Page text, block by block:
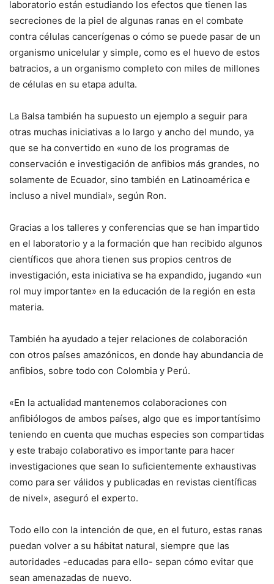
laboratorio están estudiando los efectos que tienen las
secreciones de la piel de algunas ranas en el combate
contra células cancerígenas o cómo se puede pasar de un
organismo unicelular y simple, como es el huevo de estos
batracios, a un organismo completo con miles de millones
de células en su etapa adulta.
La Balsa también ha supuesto un ejemplo a seguir para
otras muchas iniciativas a lo largo y ancho del mundo, ya
que se ha convertido en «uno de los programas de
conservación e investigación de anfibios más grandes, no
solamente de Ecuador, sino también en Latinoamérica e
incluso a nivel mundial», según Ron.
Gracias a los talleres y conferencias que se han impartido
en el laboratorio y a la formación que han recibido algunos
científicos que ahora tienen sus propios centros de
investigación, esta iniciativa se ha expandido, jugando «un
rol muy importante» en la educación de la región en esta
materia.
También ha ayudado a tejer relaciones de colaboración
con otros países amazónicos, en donde hay abundancia de
anfibios, sobre todo con Colombia y Perú.
«En la actualidad mantenemos colaboraciones con
anfibiólogos de ambos países, algo que es importantísimo
teniendo en cuenta que muchas especies son compartidas
y este trabajo colaborativo es importante para hacer
investigaciones que sean lo suficientemente exhaustivas
como para ser válidos y publicadas en revistas científicas
de nivel», aseguró el experto.
Todo ello con la intención de que, en el futuro, estas ranas
puedan volver a su hábitat natural, siempre que las
autoridades -educadas para ello- sepan cómo evitar que
sean amenazadas de nuevo.